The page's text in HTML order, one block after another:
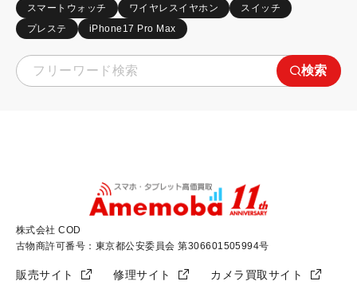
スマートウォッチ
ワイヤレスイヤホン
スイッチ
プレステ
iPhone17 Pro Max
検索
株式会社 COD
古物商許可番号：東京都公安委員会 第306601505994号
販売サイト 修理サイト カメラ買取サイト